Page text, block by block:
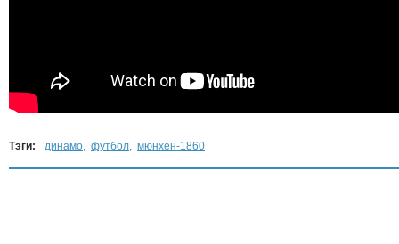
Тэги: динамо, футбол, мюнхен-1860